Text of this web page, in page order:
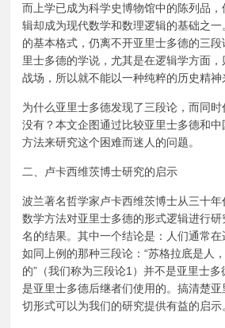
而上学已成为科学史博物馆中的陈列品
辑却成为现代数学和数理逻辑的基础之
的基本格式，仍离不开亚里士多德的三段
里士多德的学说，尤其是在逻辑学方面
战场，所以就不能以一种纯粹的历史精神
为什么亚里士多德发现了三段论，而同
没有？本文企图通过比较亚里士多德和
方法来研究这个困难而迷人的问题。
二、卢卡西维茨博士研究的启示
波兰著名哲学家卢卡西维茨博士从三十
数学方法对亚里士多德的形式逻辑进行
名的结果。其中一个结论是：人们通常
如同上例的那种三段论：“苏格拉底是人
的”（我们称为三段论1）并不是亚里士
是亚里士多德后继者们使用的。搞清楚
切形式可以为我们的研究提供有益的启示